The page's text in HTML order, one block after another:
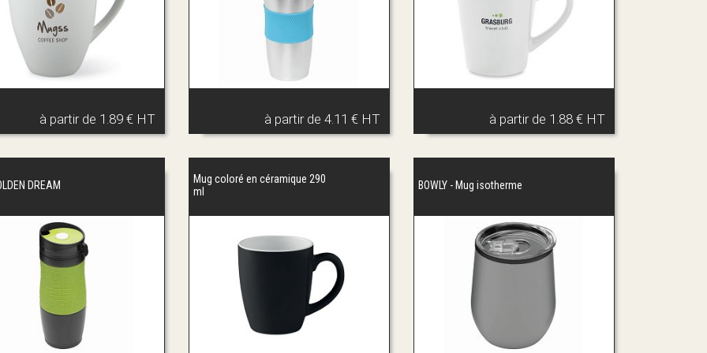
à partir de 1.89 € HT à partir de 4.11 € HT à partir de 1.88 € HT
DREAM
Mug coloré en céramique 290
ml
BOWLY - Mug isotherme